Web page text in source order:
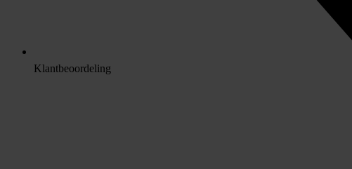
Klantbeoordeling